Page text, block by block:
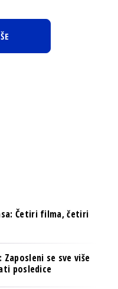
Četiri filma, četiri
se sve više
posledice